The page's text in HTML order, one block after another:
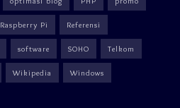
Raspberry Pi Referensi
software SOHO Telkom
Wikipedia Windows